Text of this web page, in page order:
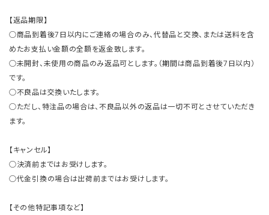
【返品期限】
○商品到着後7日以内にご連絡の場合のみ、代替品と交換、または送料を含
めたお支払い金額の全額を返金致します。
○未開封、未使用の商品のみ返品可とします。（期間は商品到着後7日以内）
です。
○不良品は交換いたします。
○ただし、特注品の場合は、不良品以外の返品は一切不可とさせていただき
ます。
【キャンセル】
○決済前まではお受けします。
○代金引換の場合は出荷前まではお受けします。
【その他特記事項など】